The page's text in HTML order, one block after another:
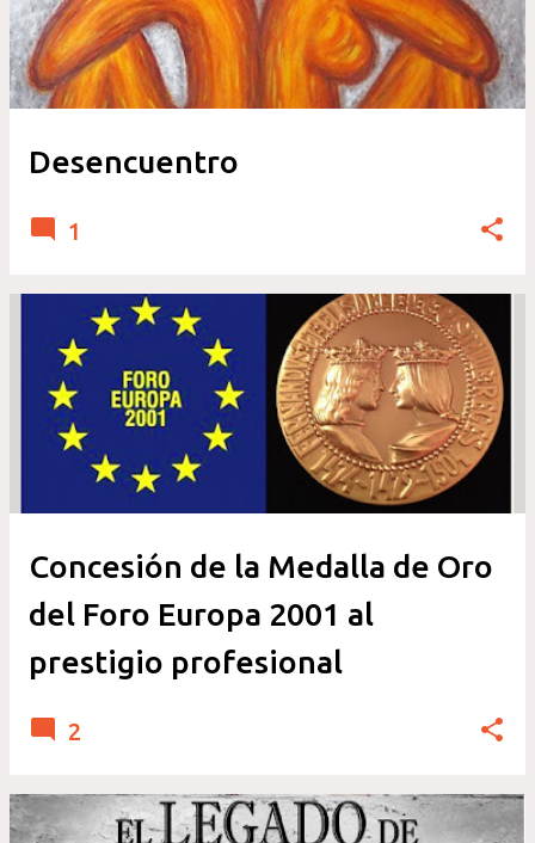
Desencuentro
1
Concesión de la Medalla de Oro
del Foro Europa 2001 al
prestigio profesional
2